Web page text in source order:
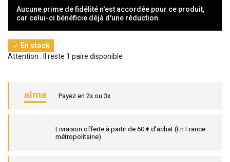
Aucune prime de fidélité n'est accordée pour ce produit,
car celui-ci bénéficie déjà d'une réduction
 En stock
Attention : Il reste 1 paire disponible
Payez en 2x ou 3x
Livraison offerte à partir de 60 € d’achat (En France
métropolitaine)